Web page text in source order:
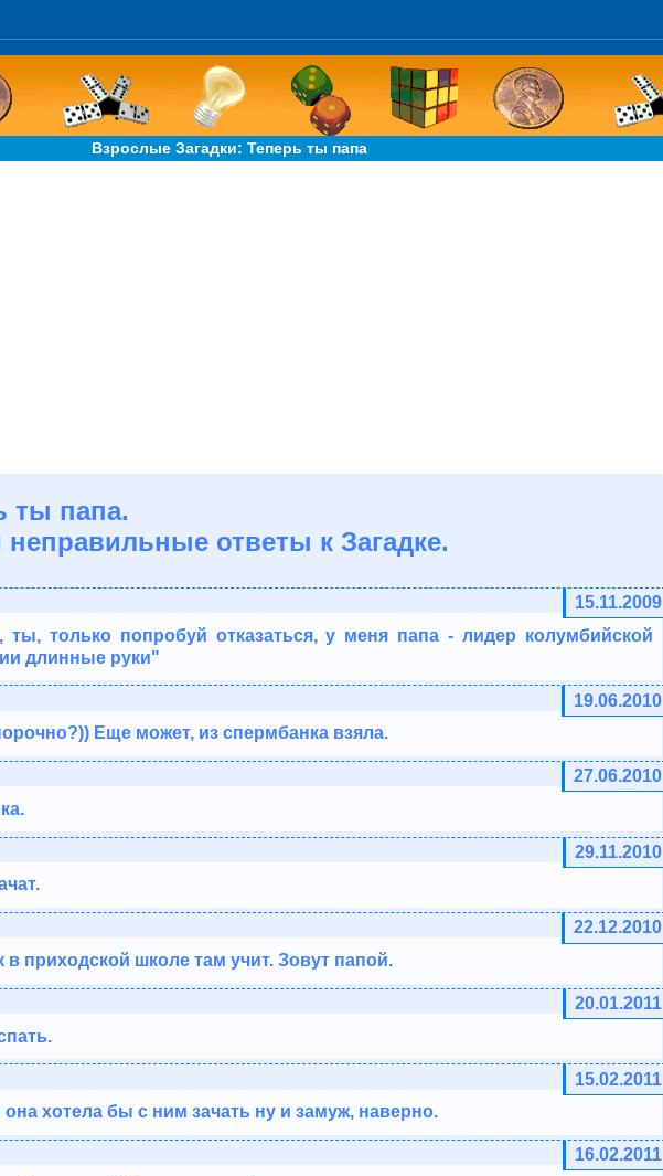
Взрослые Загадки: Теперь ты папа
ты папа.
ответы к Загадке.
15.11.2009
только попробуй отказаться, у меня папа - лидер колумбийской
длинные руки"
19.06.2010
Еще может, из спермбанка взяла.
27.06.2010
29.11.2010
22.12.2010
приходской школе там учит. Зовут папой.
20.01.2011
15.02.2011
хотела бы с ним зачать ну и замуж, наверно.
16.02.2011